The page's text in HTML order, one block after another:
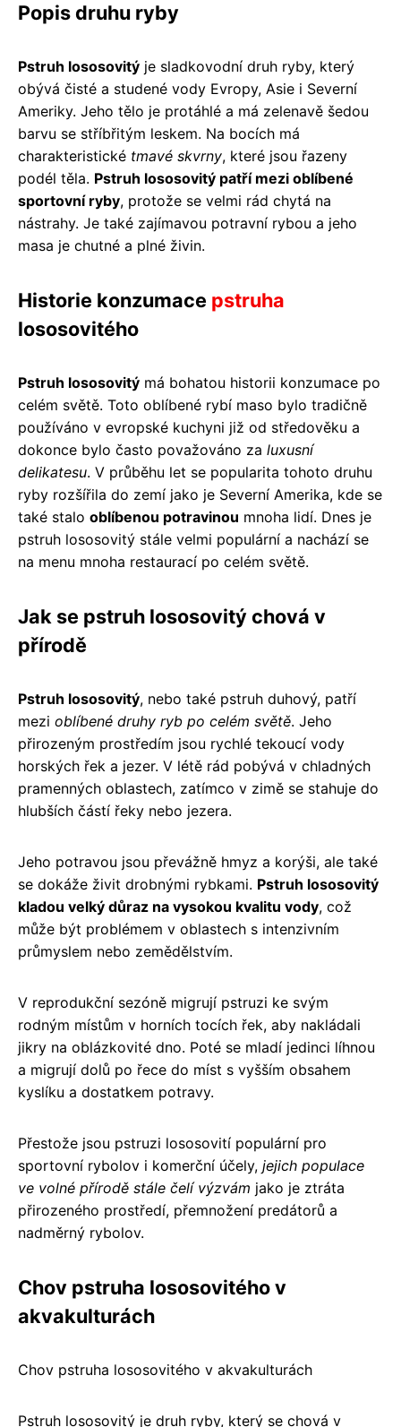
Popis druhu ryby
Pstruh lososovitý je sladkovodní druh ryby, který
obývá čisté a studené vody Evropy, Asie i Severní
Ameriky. Jeho tělo je protáhlé a má zelenavě šedou
barvu se stříbřitým leskem. Na bocích má
charakteristické tmavé skvrny, které jsou řazeny
podél těla. Pstruh lososovitý patří mezi oblíbené
sportovní ryby, protože se velmi rád chytá na
nástrahy. Je také zajímavou potravní rybou a jeho
masa je chutné a plné živin.
Historie konzumace pstruha
lososovitého
Pstruh lososovitý má bohatou historii konzumace po
celém světě. Toto oblíbené rybí maso bylo tradičně
používáno v evropské kuchyni již od středověku a
dokonce bylo často považováno za luxusní
delikatesu. V průběhu let se popularita tohoto druhu
ryby rozšířila do zemí jako je Severní Amerika, kde se
také stalo oblíbenou potravinou mnoha lidí. Dnes je
pstruh lososovitý stále velmi populární a nachází se
na menu mnoha restaurací po celém světě.
Jak se pstruh lososovitý chová v
přírodě
Pstruh lososovitý, nebo také pstruh duhový, patří
mezi oblíbené druhy ryb po celém světě. Jeho
přirozeným prostředím jsou rychlé tekoucí vody
horských řek a jezer. V létě rád pobývá v chladných
pramenných oblastech, zatímco v zimě se stahuje do
hlubších částí řeky nebo jezera.
Jeho potravou jsou převážně hmyz a korýši, ale také
se dokáže živit drobnými rybkami. Pstruh lososovitý
kladou velký důraz na vysokou kvalitu vody, což
může být problémem v oblastech s intenzivním
průmyslem nebo zemědělstvím.
V reprodukční sezóně migrují pstruzi ke svým
rodným místům v horních tocích řek, aby nakládali
jikry na oblázkovité dno. Poté se mladí jedinci líhnou
a migrují dolů po řece do míst s vyšším obsahem
kyslíku a dostatkem potravy.
Přestože jsou pstruzi lososovití populární pro
sportovní rybolov i komerční účely, jejich populace
ve volné přírodě stále čelí výzvám jako je ztráta
přirozeného prostředí, přemnožení predátorů a
nadměrný rybolov.
Chov pstruha lososovitého v
akvakulturách
Chov pstruha lososovitého v akvakulturách
Pstruh lososovitý je druh ryby, který se chová v